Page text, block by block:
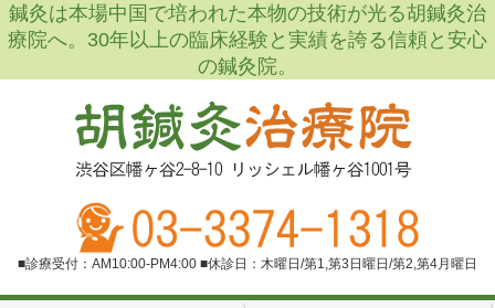
鍼灸は本場中国で培われた本物の技術が光る胡鍼灸治
療院へ。30年以上の臨床経験と実績を誇る信頼と安心
の鍼灸院。
■診療受付：AM10:00-PM4:00 ■休診日：木曜日/第1,第3日曜日/第2,第4月曜日